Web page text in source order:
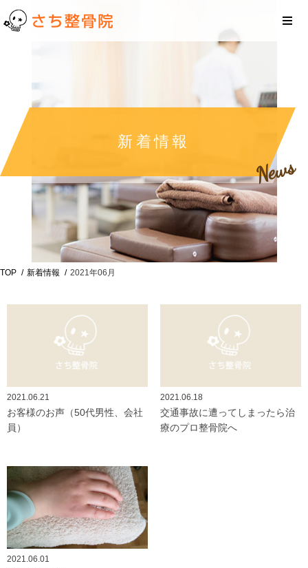
新着情報
News
TOP 新着情報 2021年06月
2021.06.21
お客様のお声（50代男性、会社
員）
2021.06.18
交通事故に遭ってしまったら治
療のプロ整骨院へ
2021.06.01